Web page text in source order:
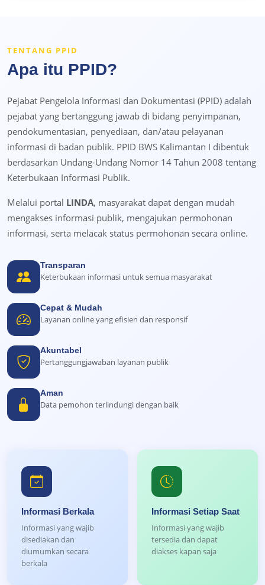
TENTANG PPID
Apa itu PPID?
Pejabat Pengelola Informasi dan Dokumentasi (PPID) adalah
pejabat yang bertanggung jawab di bidang penyimpanan,
pendokumentasian, penyediaan, dan/atau pelayanan
informasi di badan publik. PPID BWS Kalimantan I dibentuk
berdasarkan Undang-Undang Nomor 14 Tahun 2008 tentang
Keterbukaan Informasi Publik.
Melalui portal LINDA, masyarakat dapat dengan mudah
mengakses informasi publik, mengajukan permohonan
informasi, serta melacak status permohonan secara online.
Transparan
Keterbukaan informasi untuk semua masyarakat
Cepat & Mudah
Layanan online yang efisien dan responsif
Akuntabel
Pertanggungjawaban layanan publik
Aman
Data pemohon terlindungi dengan baik
Informasi Berkala
Informasi yang wajib
disediakan dan
diumumkan secara
berkala
Informasi Setiap Saat
Informasi yang wajib
tersedia dan dapat
diakses kapan saja